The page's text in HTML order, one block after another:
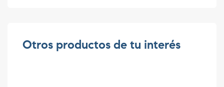
Otros productos de tu interés